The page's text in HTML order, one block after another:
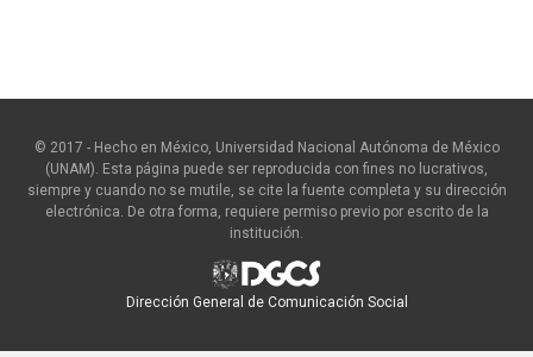
© 2017 - Hecho en México, Universidad Nacional Autónoma de México
(UNAM). Esta página puede ser reproducida con fines no lucrativos,
siempre y cuando no se mutile, se cite la fuente completa y su dirección
electrónica. De otra forma, requiere permiso previo por escrito de la
institución.
Dirección General de Comunicación Social